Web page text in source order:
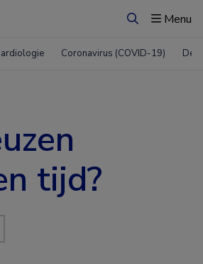
ZoekenMenu
Coronavirus (COVID-19)
tijd?